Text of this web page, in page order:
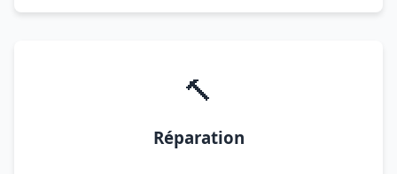
🔨
Réparation